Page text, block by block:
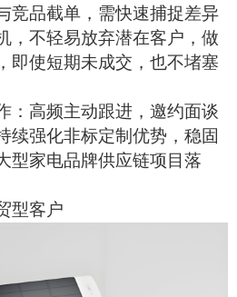
竞品截单，需快速捕捉差异
，不轻易放弃潜在客户，做
即使短期未成交，也不堵塞
：高频主动跟进，邀约面谈
续强化非标定制优势，稳固
型家电品牌供应链项目落
型客户